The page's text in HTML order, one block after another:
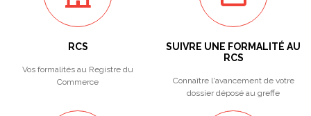
RCS
Vos formalités au Registre du
Commerce
SUIVRE UNE FORMALITÉ AU
RCS
Connaître l'avancement de votre
dossier déposé au greffe